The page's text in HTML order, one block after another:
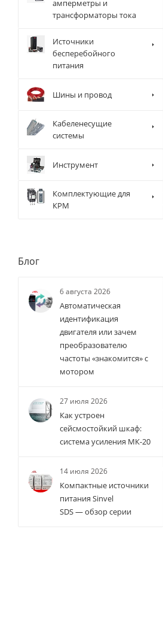
амперметры и
трансформаторы тока
Источники
бесперебойного
питания
Шины и провод
Кабеленесущие
системы
Инструмент
Комплектующие для
КРМ
Блог
6 августа 2026
Автоматическая
идентификация
двигателя или зачем
преобразователю
частоты «знакомится» с
мотором
27 июля 2026
Как устроен
сейсмостойкий шкаф:
система усиления МК-20
14 июля 2026
Компактные источники
питания Sinvel
SDS — обзор серии